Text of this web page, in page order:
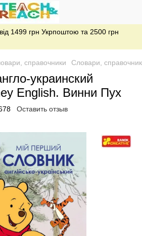
1499 грн Укрпоштою та 2500 грн
справочники Словари,
украинский
English. Винни Пух
Оставить отзыв